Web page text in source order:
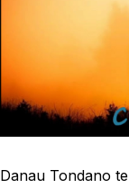
Danau Tondano